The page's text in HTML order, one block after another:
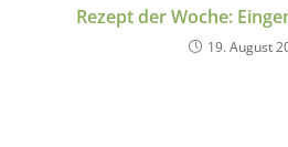
Rezept der Woche:
19. August